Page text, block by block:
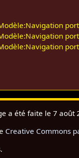
a été faite le 7 août
Creative Commons